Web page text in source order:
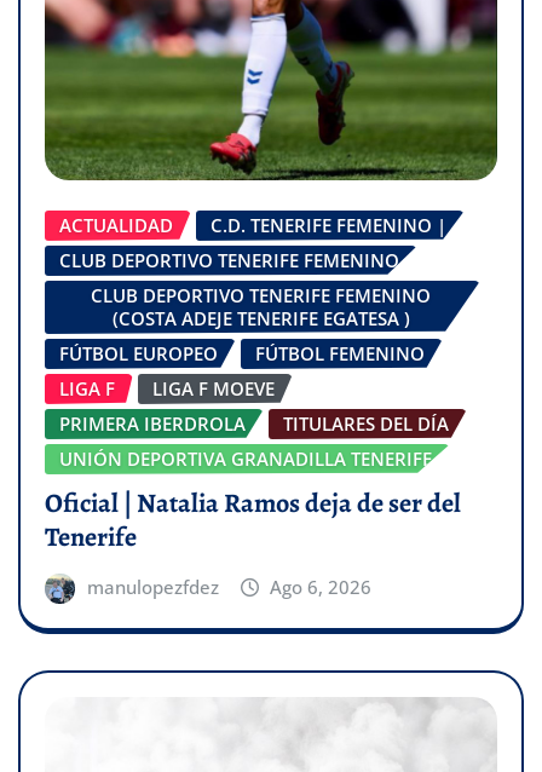
ACTUALIDAD
C.D. TENERIFE FEMENINO |
CLUB DEPORTIVO TENERIFE FEMENINO
CLUB DEPORTIVO TENERIFE FEMENINO
(COSTA ADEJE TENERIFE EGATESA )
FÚTBOL EUROPEO
FÚTBOL FEMENINO
LIGA F
LIGA F MOEVE
PRIMERA IBERDROLA
TITULARES DEL DÍA
UNIÓN DEPORTIVA GRANADILLA TENERIFE
Oficial | Natalia Ramos deja de ser del
Tenerife
manulopezfdez Ago 6, 2026